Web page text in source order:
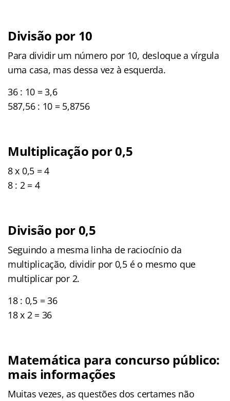
Divisão por 10
Para dividir um número por 10, desloque a vírgula
uma casa, mas dessa vez à esquerda.
36 : 10 = 3,6
587,56 : 10 = 5,8756
Multiplicação por 0,5
8 x 0,5 = 4
8 : 2 = 4
Divisão por 0,5
Seguindo a mesma linha de raciocínio da
multiplicação, dividir por 0,5 é o mesmo que
multiplicar por 2.
18 : 0,5 = 36
18 x 2 = 36
Matemática para concurso público:
mais informações
Muitas vezes, as questões dos certames não